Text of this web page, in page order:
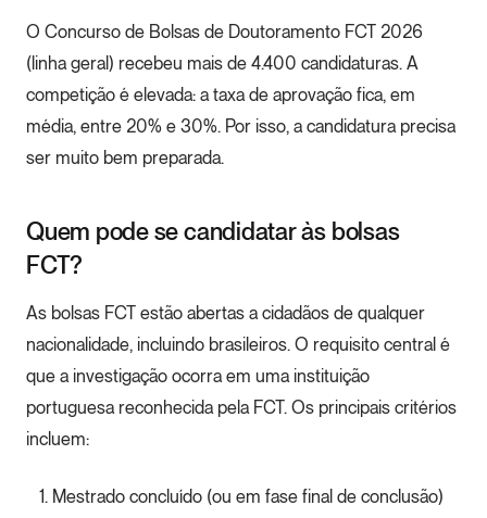
O Concurso de Bolsas de Doutoramento FCT 2026
(linha geral) recebeu mais de 4.400 candidaturas. A
competição é elevada: a taxa de aprovação fica, em
média, entre 20% e 30%. Por isso, a candidatura precisa
ser muito bem preparada.
Quem pode se candidatar às bolsas
FCT?
As bolsas FCT estão abertas a cidadãos de qualquer
nacionalidade, incluindo brasileiros. O requisito central é
que a investigação ocorra em uma instituição
portuguesa reconhecida pela FCT. Os principais critérios
incluem:
Mestrado concluído (ou em fase final de conclusão)